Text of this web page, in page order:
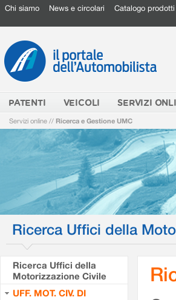
Chi siamo News e circolari Catalogo prodotti
PATENTI VEICOLI SERVIZI
Servizi online // Ricerca e Gestione UMC
Ricerca Uffici della
Ricerca Uffici della
Motorizzazione Civile
UFF. MOT. CIV. DI